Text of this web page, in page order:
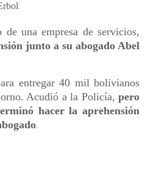
.
una empresa de servicios,
junto a su abogado Abel
entregar 40 mil bolivianos
Acudió a la Policía,pero
hacer la aprehensión
.